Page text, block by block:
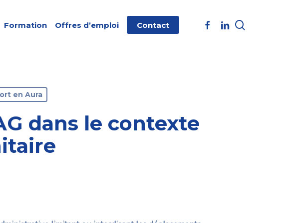
Formation Offres d’emploi Contact facebook
linkedin
en Aura
dans le contexte